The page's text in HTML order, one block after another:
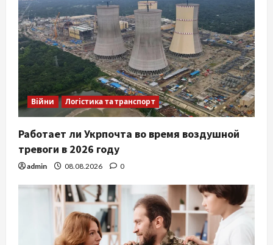
Війни Логістика та транспорт
Работает ли Укрпочта во время воздушной
тревоги в 2026 году
admin 08.08.2026 0